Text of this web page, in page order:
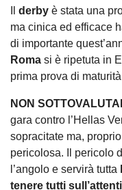
derby è stata una
ma cinica ed efficace
di importante
Roma si è ripetuta in
prima prova di
NON
gara contro l’Hellas
sopracitate ma,
pericolosa. Il pericolo
l’angolo e servirà tutta
tenere tutti sull’attenti